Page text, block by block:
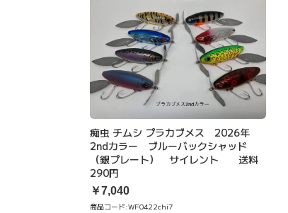
痴虫 チムシ プラカブメス 2026年
2ndカラー ブルーバックシャッド
（銀プレート） サイレント 送料
290円
￥7,040
商品コード:WF0422chi7